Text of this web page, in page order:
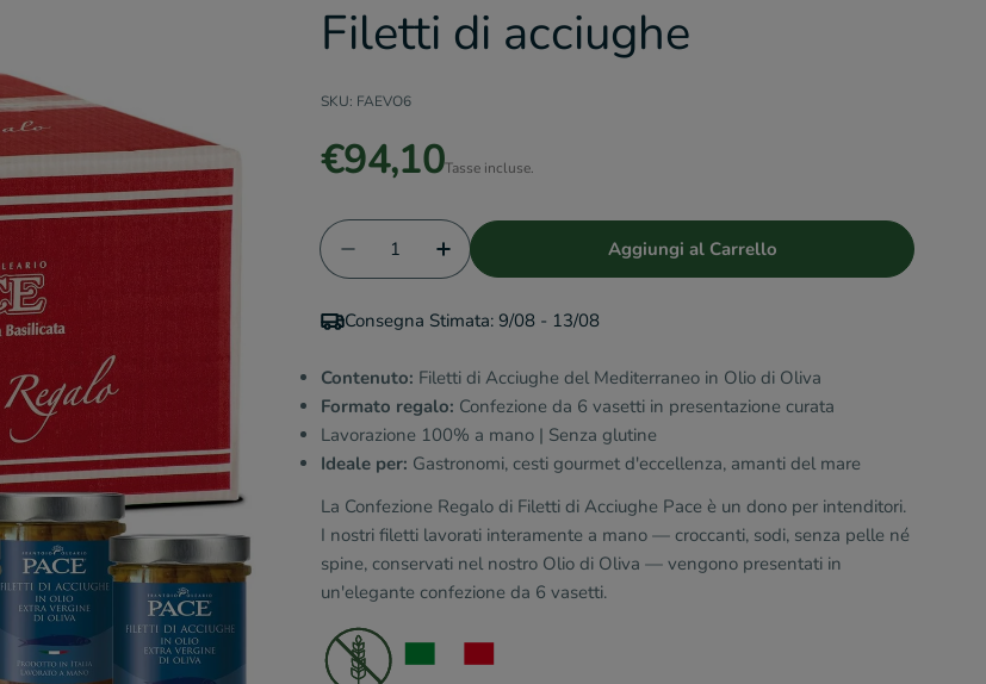
Filetti di acciughe
SKU: FAEVO6
€94,10Tasse incluse.
Quantità
Diminuisci la quantità per Filetti di acciughe
Aumenta la quantità per Filetti di acciughe
Aggiungi al Carrello
Consegna Stimata: 9/08 - 13/08
Contenuto: Filetti di Acciughe del Mediterraneo in Olio di Oliva
Formato regalo: Confezione da 6 vasetti in presentazione curata
Lavorazione 100% a mano | Senza glutine
Ideale per: Gastronomi, cesti gourmet d'eccellenza, amanti del mare
La Confezione Regalo di Filetti di Acciughe Pace è un dono per intenditori.
I nostri filetti lavorati interamente a mano — croccanti, sodi, senza pelle né
spine, conservati nel nostro Olio di Oliva — vengono presentati in
un'elegante confezione da 6 vasetti.